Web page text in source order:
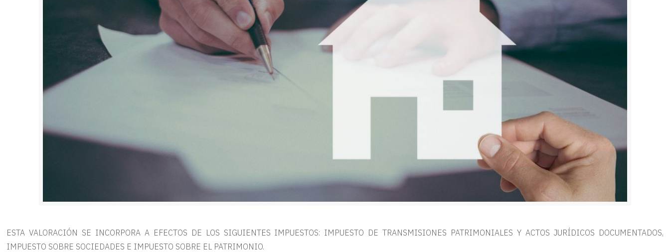
ESTA VALORACIÓN SE INCORPORA A EFECTOS DE LOS SIGUIENTES IMPUESTOS: IMPUESTO DE TRANSMISIONES PATRIMONIALES Y ACTOS JURÍDICOS DOCUMENTADOS,
IMPUESTO SOBRE SOCIEDADES E IMPUESTO SOBRE EL PATRIMONIO.